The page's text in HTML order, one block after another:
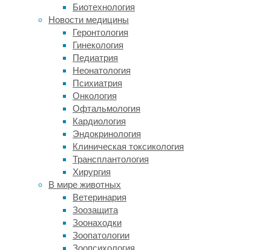
Биотехнология
Новости медицины
Геронтология
Гинекология
Педиатрия
Неонатология
Психиатрия
Онкология
Офтальмология
Кардиология
Эндокринология
Клиническая токсикология
Трансплантология
Хирургия
В мире животных
Ветеринария
Зоозащита
Зоонаходки
Зоопатологии
Зоопсихология
XX
веке
возникла
идея
добавить
геологической
летописи
еще
одну
часть,
антропоцен.
Читать
дальше
"Геологические
свидетельства
эпохи
антропоцена
Экология
климат
Ученые